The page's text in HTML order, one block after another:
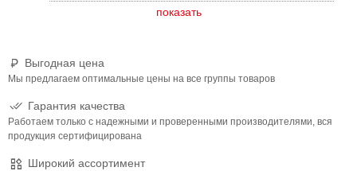
Выгодная цена
Мы предлагаем оптимальные цены на все группы товаров
Гарантия качества
Работаем только с надежными и проверенными производителями, вся
продукция сертифицирована
Широкий ассортимент